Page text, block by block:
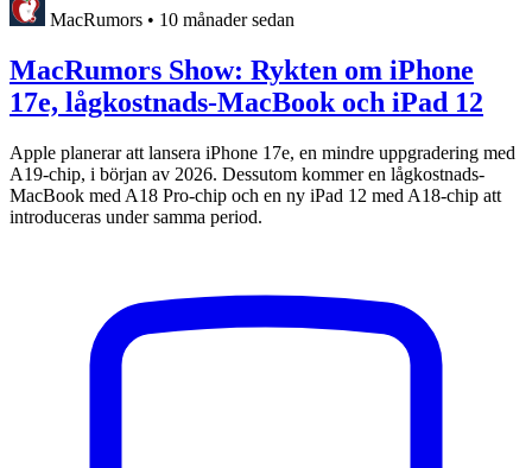
MacRumors • 10 månader sedan
MacRumors Show: Rykten om iPhone
17e, lågkostnads-MacBook och iPad 12
Apple planerar att lansera iPhone 17e, en mindre uppgradering med
A19-chip, i början av 2026. Dessutom kommer en lågkostnads-
MacBook med A18 Pro-chip och en ny iPad 12 med A18-chip att
introduceras under samma period.